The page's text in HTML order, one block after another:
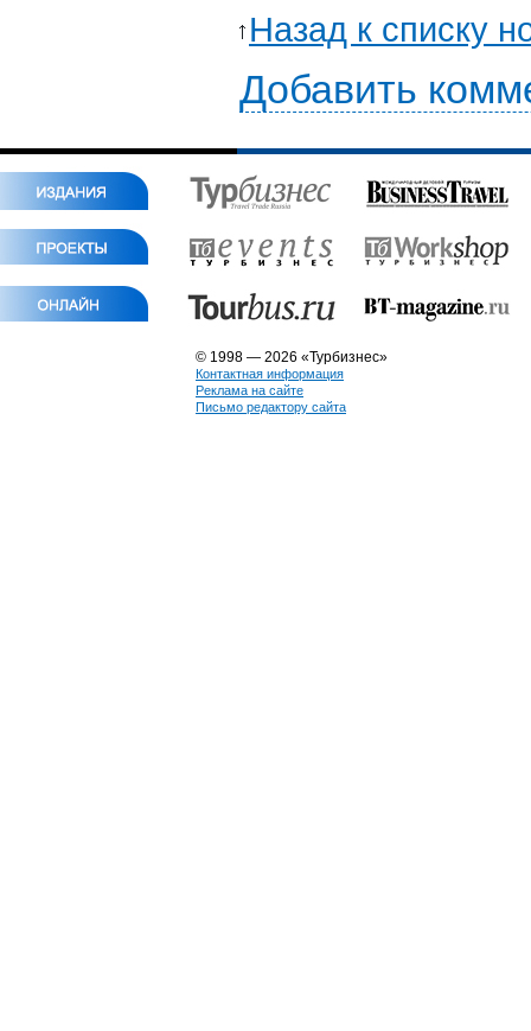
Назад к списку
Добавить
© 1998 — 2026 «Турбизнес»
Контактная информация
Реклама на сайте
Письмо редактору сайта